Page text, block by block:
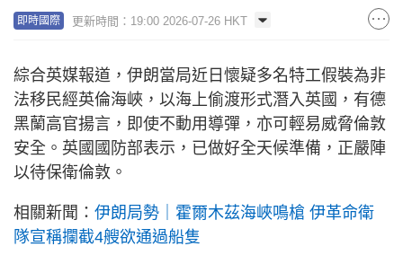
即時國際 更新時間：19:00 2026-07-26 HKT
綜合英媒報道，伊朗當局近日懷疑多名特工假裝為非
法移民經英倫海峽，以海上偷渡形式潛入英國，有德
黑蘭高官揚言，即使不動用導彈，亦可輕易威脅倫敦
安全。英國國防部表示，已做好全天候準備，正嚴陣
以待保衛倫敦。
相關新聞： 伊朗局勢｜霍爾木茲海峽鳴槍 伊革命衛
隊宣稱攔截4艘欲通過船隻